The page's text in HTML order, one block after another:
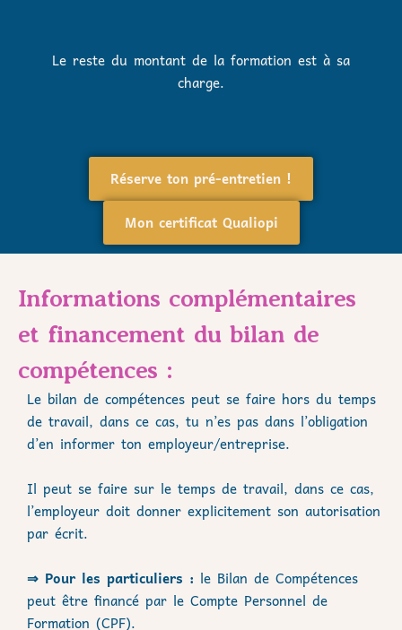
Le reste du montant de la formation est à sa
charge.
Réserve ton pré-entretien !
Mon certificat Qualiopi
Informations complémentaires
et financement du bilan de
compétences :
Le bilan de compétences peut se faire hors du temps
de travail, dans ce cas, tu n’es pas dans l’obligation
d’en informer ton employeur/entreprise.
Il peut se faire sur le temps de travail, dans ce cas,
l’employeur doit donner explicitement son autorisation
par écrit.
⇒ Pour les particuliers : le Bilan de Compétences
peut être financé par le Compte Personnel de
Formation (CPF).